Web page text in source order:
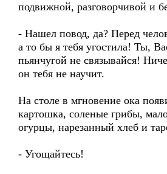
подвижной, разговорчивой и
- Нашел повод, да? Перед
а то бы я тебя угостила! Ты,
пьянчугой не связывайся!
он тебя не научит.
На столе в мгновение ока
картошка, соленые грибы,
огурцы, нарезанный хлеб и
- Угощайтесь!